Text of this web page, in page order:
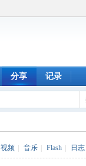
分享 记录
视频 音乐 Flash 日志